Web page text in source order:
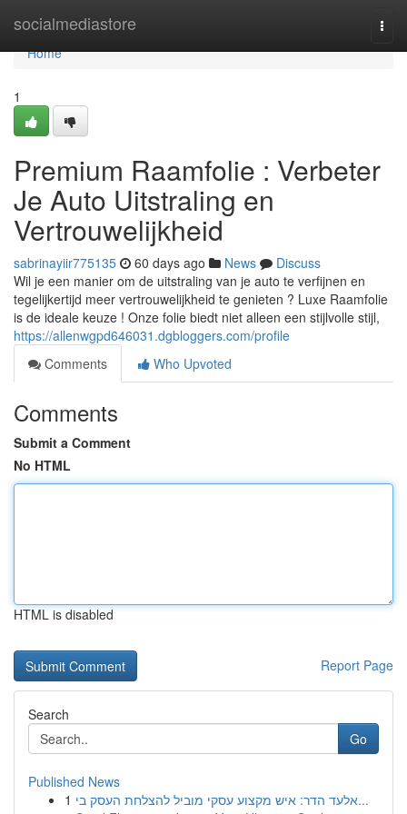
socialmediastore
Home
Home
1
Premium Raamfolie : Verbeter
Je Auto Uitstraling en
Vertrouwelijkheid
sabrinayiir775135 60 days ago News
Discuss
Wil je een manier om de uitstraling van je auto te verfijnen en
tegelijkertijd meer vertrouwelijkheid te genieten ? Luxe Raamfolie
is de ideale keuze ! Onze folie biedt niet alleen een stijlvolle stijl,
https://allenwgpd646031.dgbloggers.com/profile
Comments
Who Upvoted
Comments
Submit a Comment
No HTML
HTML is disabled
Report Page
Search
Go
Published News
1
אלעד הדר: איש מקצוע עסקי מוביל להצלחת העסק בי...